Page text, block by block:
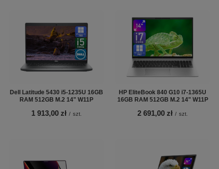
Dell Latitude 5430 i5-1235U 16GB
RAM 512GB M.2 14" W11P
1 913,00 zł / szt.
HP EliteBook 840 G10 i7-1365U
16GB RAM 512GB M.2 14" W11P
2 691,00 zł / szt.